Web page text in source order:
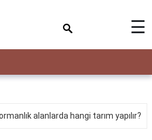
☰
alanlarda hangi tarım yapılır?